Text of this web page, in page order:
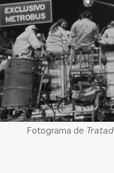
Fotograma de